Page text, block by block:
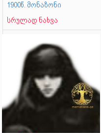
1900წ. მონაზონი
სრულად ნახვა